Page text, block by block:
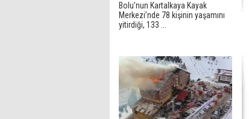
Bolu’nun Kartalkaya Kayak
Merkezi’nde 78 kişinin yaşamını
yitirdiği, 133 ...